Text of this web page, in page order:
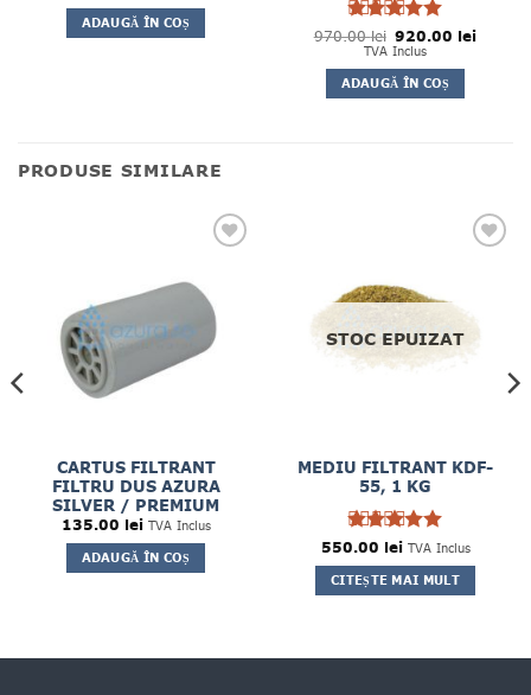
fost:
1,525.00 lei.
ADAUGĂ ÎN COȘ
Evaluat la
din 5
970.00lei Prețul
inițial
fost:
970.00 lei.
920.00 leiPrețul
TVA Inclus
ADAUGĂ ÎN COȘ
PRODUSE SIMILARE
CARTUS FILTRANT
FILTRU DUS AZURA
SILVER / PREMIUM
135.00 lei TVA Inclus
ADAUGĂ ÎN COȘ
STOC EPUIZAT
MEDIU FILTRANT KDF-
55, 1 KG
Evaluat la
5din 5
550.00 lei TVA Inclus
CITEȘTE MAI MULT